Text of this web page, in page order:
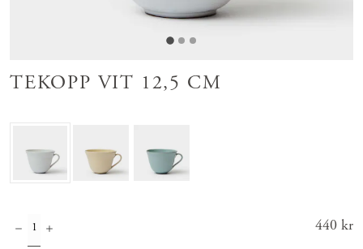
TEKOPP VIT 12,5 CM
Pris :
440 kr